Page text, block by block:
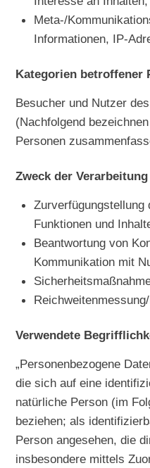
Meta-/
Informationen, IP-
Kategorien betroffener
Besucher und Nutzer
(Nachfolgend
Personen
Zweck der Verarbeitung
Zurverfügungstellung
Funktionen und
Beantwortung von
Kommunikation mit
Verwendete
„Personenbezogene
die sich auf eine
natürliche Person (im
beziehen; als
Person angesehen, die
insbesondere mittels